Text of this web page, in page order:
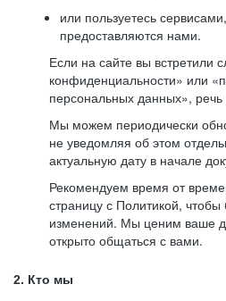
или пользуетесь
предоставляются нами.
Если на сайте вы встретили
конфиденциальности» или
персональных данных», речь
Мы можем периодически
не уведомляя об этом
актуальную дату в начале
Рекомендуем время от
страницу с Политикой,
изменений. Мы ценим ваше
открыто общаться с вами.
2. Кто мы